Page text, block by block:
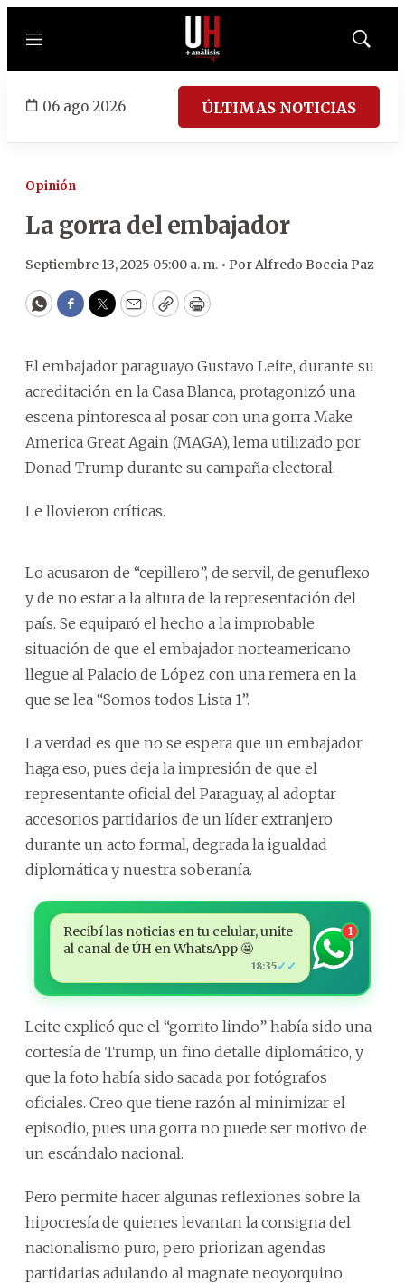
Menú
Mostrar
06 ago 2026 ÚLTIMAS NOTICIAS
Opinión
La gorra del embajador
Septiembre 13, 2025 05:00 a. m. • PorAlfredo Boccia Paz
WhatsApp
Facebook
Twitter
EmailCopyPrint
El embajador paraguayo Gustavo Leite, durante su
acreditación en la Casa Blanca, protagonizó una
escena pintoresca al posar con una gorra Make
America Great Again (MAGA), lema utilizado por
Donad Trump durante su campaña electoral.
Le llovieron críticas.
Lo acusaron de “cepillero”, de servil, de genuflexo
y de no estar a la altura de la representación del
país. Se equiparó el hecho a la improbable
situación de que el embajador norteamericano
llegue al Palacio de López con una remera en la
que se lea “Somos todos Lista 1”.
La verdad es que no se espera que un embajador
haga eso, pues deja la impresión de que el
representante oficial del Paraguay, al adoptar
accesorios partidarios de un líder extranjero
durante un acto formal, degrada la igualdad
diplomática y nuestra soberanía.
Recibí las noticias en tu celular, unite
al canal de ÚH en WhatsApp 🤩
18:35✓✓
1
Leite explicó que el “gorrito lindo” había sido una
cortesía de Trump, un fino detalle diplomático, y
que la foto había sido sacada por fotógrafos
oficiales. Creo que tiene razón al minimizar el
episodio, pues una gorra no puede ser motivo de
un escándalo nacional.
Pero permite hacer algunas reflexiones sobre la
hipocresía de quienes levantan la consigna del
nacionalismo puro, pero priorizan agendas
partidarias adulando al magnate neoyorquino.